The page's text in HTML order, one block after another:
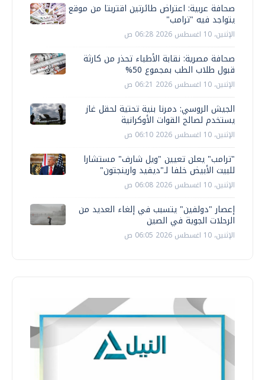
صحافة عربية: اعتراض طائرتين اقتربتا من موقع
يتواجد فيه "ترامب"
الإثنين، 10 اغسطس 2026 06:28 ص
صحافة مصرية: نقابة الأطباء تحذر من كارثة
قبول طلاب الطب بمجموع 50%
الإثنين، 10 اغسطس 2026 06:21 ص
الجيش الروسي: دمرنا بنية تحتية لحقل غاز
يستخدم لصالح القوات الأوكرانية
الإثنين، 10 اغسطس 2026 06:10 ص
"ترامب" يعلن تعيين "ويل شارف" مستشارا
للبيت الأبيض خلفا لـ"ديفيد وارينجتون"
الإثنين، 10 اغسطس 2026 06:08 ص
إعصار "دولفين" يتسبب في إلغاء العديد من
الرحلات الجوية في الصين
الإثنين، 10 اغسطس 2026 06:05 ص